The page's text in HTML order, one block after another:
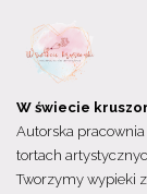
W świecie
Autorska
tortach
Tworzymy wypieki